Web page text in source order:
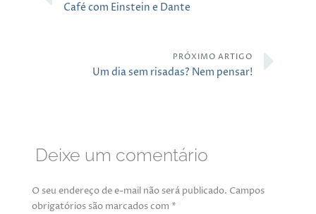
Café com Einstein e Dante
PRÓXIMO ARTIGO
Um dia sem risadas? Nem pensar!
Deixe um comentário
O seu endereço de e-mail não será publicado. Campos
obrigatórios são marcados com *